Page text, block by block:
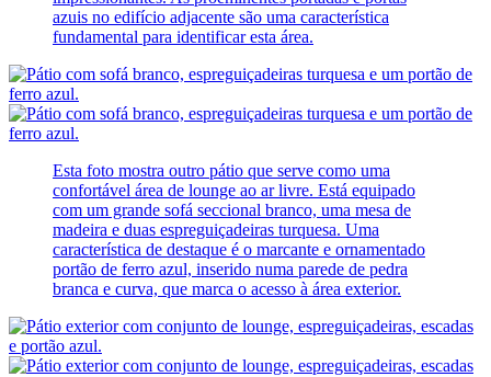
azuis no edifício adjacente são uma característica
fundamental para identificar esta área.
Esta foto mostra outro pátio que serve como uma
confortável área de lounge ao ar livre. Está equipado
com um grande sofá seccional branco, uma mesa de
madeira e duas espreguiçadeiras turquesa. Uma
característica de destaque é o marcante e ornamentado
portão de ferro azul, inserido numa parede de pedra
branca e curva, que marca o acesso à área exterior.